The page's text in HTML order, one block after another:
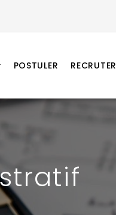
POSTULER RECRUTER